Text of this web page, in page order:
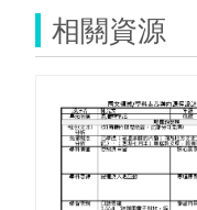
相關資源